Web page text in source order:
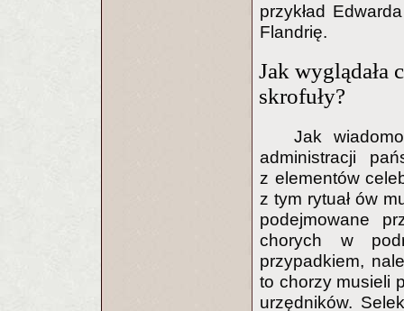
przykład
Flandrię.
Jak wyglądała
skrofuły?
Jak
administracji
z elementów
z tym rytuał ów
podejmowane
chorych w
przypadkiem,
to chorzy musieli
urzędników.